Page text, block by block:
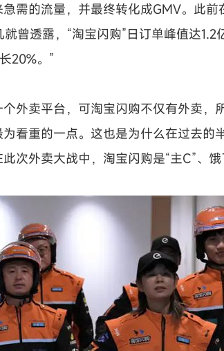
需的流量，并最终转化成GMV。此
就曾透露，“淘宝闪购”日订单峰值达
20%。”
外卖平台，可淘宝闪购不仅有外卖，
看重的一点。这也是为什么在过去的
次外卖大战中，淘宝闪购是“主C”、